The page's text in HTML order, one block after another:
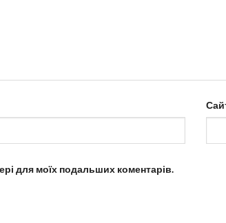
для моїх подальших коментарів.